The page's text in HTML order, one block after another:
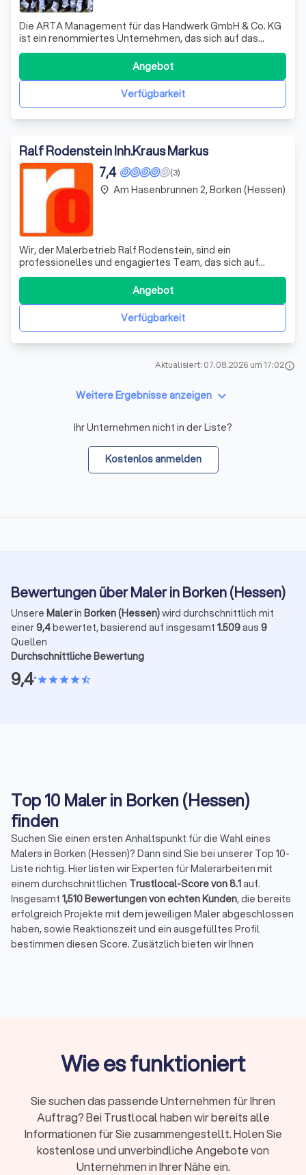
Die ARTA Management für das Handwerk GmbH & Co. KG
ist ein renommiertes Unternehmen, das sich auf das
Malerhandwerk spezialisiert hat. Wir bieten jungen,
begeisterten Menschen eine kreative und breite
Plattform, um ihre Karriere im Malerhandwerk zu starten.
Unser Ziel ist es, die Architektur mit pro
Verfügbarkeit
Angebot
Ralf Rodenstein Inh.Kraus Markus
(3)
7,4
Wir, der Malerbetrieb Ralf Rodenstein, sind ein
professionelles und engagiertes Team, das sich auf
Malerarbeiten aller Art spezialisiert hat. Unter der Leitung
von Markus Kraus bieten wir unseren Kunden eine breite
Palette an Dienstleistungen an. Unser Ziel ist es, Ihre
Räume mit Farbe zum Leben zu
Verfügbarkeit
Angebot
place Am Hasenbrunnen 2, Borken (Hessen)
Aktualisiert: 07.08.2026 um 17:02info
Weitere Ergebnisse anzeigen keyboard_arrow_down
Ihr Unternehmen nicht in der Liste?
Kostenlos anmelden
Bewertungen über Maler in Borken (Hessen)
Unsere Malerin Borken (Hessen)wird durchschnittlich mit
einer9,4bewertet, basierend auf insgesamt 1.509aus 9
Quellen
Durchschnittliche Bewertung
9,4•starstarstarstarstar_half
Top 10 Maler in Borken (Hessen)
finden
Suchen Sie einen ersten Anhaltspunkt für die Wahl eines
Malers in Borken (Hessen)? Dann sind Sie bei unserer Top 10-
Liste richtig. Hier listen wir Experten für Malerarbeiten mit
einem durchschnittlichen Trustlocal-Score von 8.1auf.
Insgesamt 1,510 Bewertungen von echten Kunden, die bereits
erfolgreich Projekte mit dem jeweiligen Maler abgeschlossen
haben, sowie Reaktionszeit und ein ausgefülltes Profil
bestimmen diesen Score. Zusätzlich bieten wir Ihnen
Maler und Lackierer können als Malerbetrieb ein breites
Spektrum an Arbeiten im Innen- und Außenbereich abdecken,
geht um mehr als nur den Farbanstrich von Haus und
Zimmerwänden oder das Tapezieren. Die Gestaltung kann
Spachtel- und Grundierungsarbeiten umfassen, die
Innendämmung unterstützen und bei Betrieben mit einem
Malermeister auch die gestalterische und technische
Wie es funktioniert
Sie suchen das passende Unternehmen für Ihren
Auftrag? Bei Trustlocal haben wir bereits alle
Informationen für Sie zusammengestellt. Holen Sie
kostenlose und unverbindliche Angebote von
Unternehmen in Ihrer Nähe ein.